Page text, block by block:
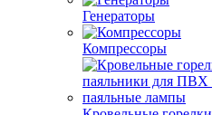
Генераторы
Компрессоры